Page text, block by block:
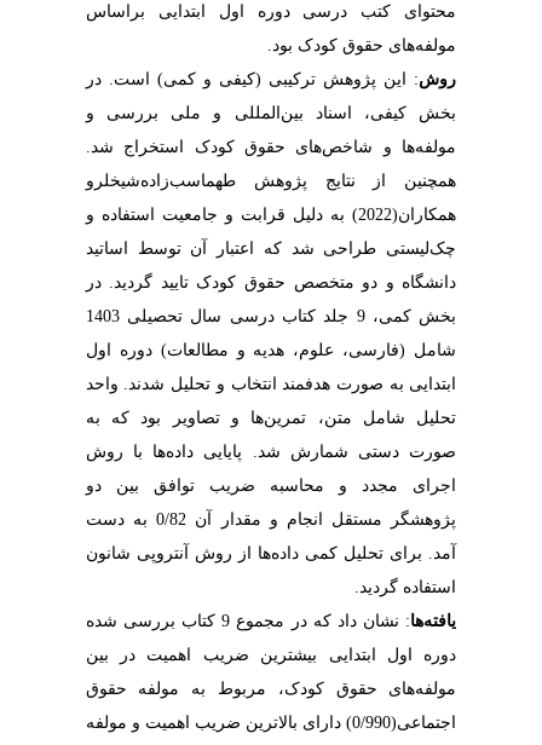
محتوای کتب درسی دوره اول ابتدایی براساس
مولفه‌های حقوق کودک بود.
روش: این پژوهش ترکیبی (کیفی و کمی) است. در
بخش کیفی، اسناد بین‌المللی و ملی بررسی و
مولفه‌ها و شاخص‌های حقوق کودک استخراج شد.
همچنین از نتایج پژوهش طهماسب‌زاده‌شیخلرو
همکاران(2022) به دلیل قرابت و جامعیت استفاده و
چک‌لیستی طراحی شد که اعتبار آن توسط اساتید
دانشگاه و دو متخصص حقوق کودک تایید گردید. در
بخش کمی، 9 جلد کتاب درسی سال تحصیلی 1403
شامل (فارسی، علوم، هدیه و مطالعات) دوره اول
ابتدایی به صورت هدفمند انتخاب و تحلیل شدند. واحد
تحلیل شامل متن، تمرین‌ها و تصاویر بود که به
صورت دستی شمارش شد. پایایی داده‌ها با روش
اجرای مجدد و محاسبه ضریب توافق بین دو
پژوهشگر مستقل انجام و مقدار آن 0/82 به دست
آمد. برای تحلیل کمی داده‌ها از روش آنتروپی شانون
استفاده گردید.
یافته‌ها
: نشان داد که در مجموع 9 کتاب بررسی شده
دوره اول ابتدایی بیشترین ضریب اهمیت در بین
مولفه‌های حقوق کودک، مربوط به مولفه حقوق
اجتماعی(0/990) دارای بالاترین ضریب اهمیت و مولفه